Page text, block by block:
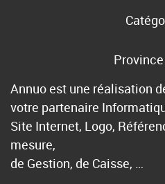
Annuo est une réalisation
votre partenaire
Site Internet, Logo,
mesure,
de Gestion, de Caisse, …